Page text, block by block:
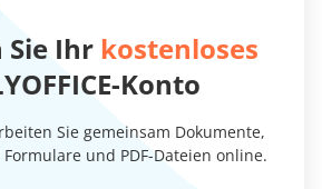
Sie Ihr kostenloses
Konto
Sie gemeinsam Dokumente,
und PDF-Dateien online.